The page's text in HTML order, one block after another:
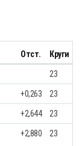
Отст. Круги
23
+0,263 23
+2,644 23
+2,880 23